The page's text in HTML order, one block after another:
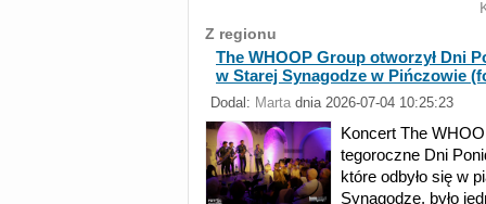
Z regionu
The WHOOP Group otworzył Dni
w Starej Synagodze w Pińczowie
Dodal: Marta dnia 2026-07-04 10:25:23
Koncert The
tegoroczne Dni
które odbyło się w
Synagodze, było